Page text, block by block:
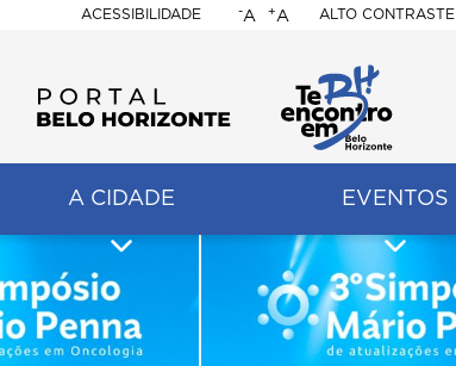
ACESSIBILIDADE
BELO
HORIZONTE
-A +A ALTO CONTRASTE
A CIDADE EVENTOS